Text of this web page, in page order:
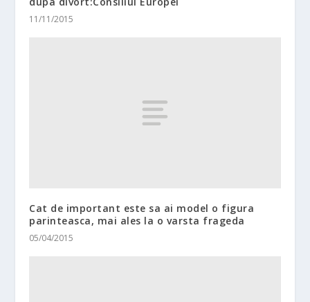
11/11/2015
Cat de important este sa ai model o figura
parinteasca, mai ales la o varsta frageda
05/04/2015